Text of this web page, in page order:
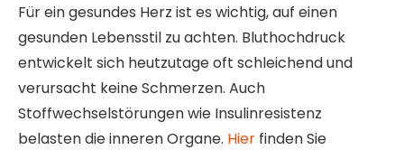
Für ein gesundes Herz ist es wichtig, auf einen
gesunden Lebensstil zu achten. Bluthochdruck
entwickelt sich heutzutage oft schleichend und
verursacht keine Schmerzen. Auch
Stoffwechselstörungen wie Insulinresistenz
belasten die inneren Organe. Hier finden Sie